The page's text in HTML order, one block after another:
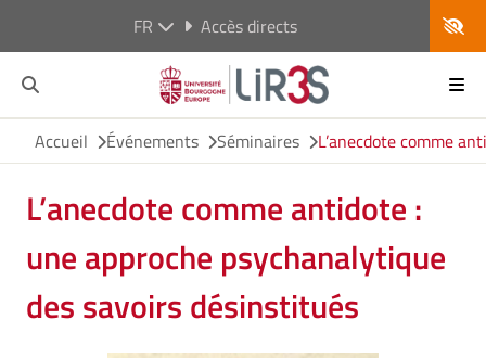
FR Accès directs
Accueil Événements Séminaires L’anecdote comme
L’anecdote comme antidote :
une approche psychanalytique
des savoirs désinstitués